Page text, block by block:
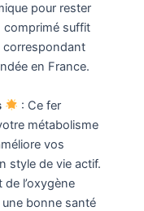
pour rester
comprimé suffit
en France.
: Ce fer
métabolisme
vos
style de vie actif.
l’oxygène
une bonne santé